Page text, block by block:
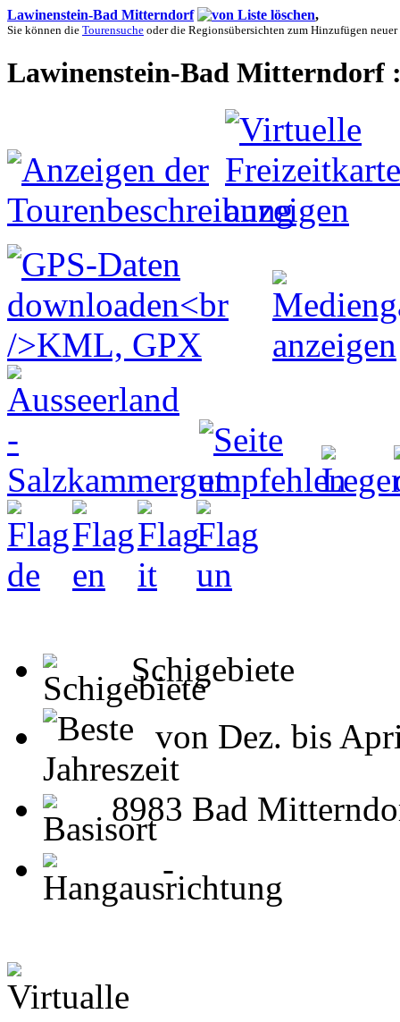
Lawinenstein-Bad Mitterndorf ,
Sie können die Tourensuche oder die Regionsübersichten zum Hinzufügen
Lawinenstein-Bad Mitterndorf
Schigebiete
von Dez. bis
8983 Bad
-